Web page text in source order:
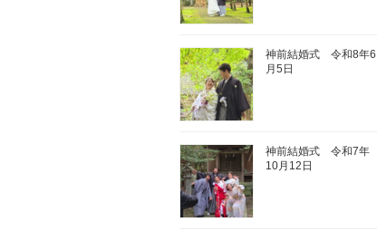
神前結婚式 令和8年6
月5日
神前結婚式 令和7年
10月12日